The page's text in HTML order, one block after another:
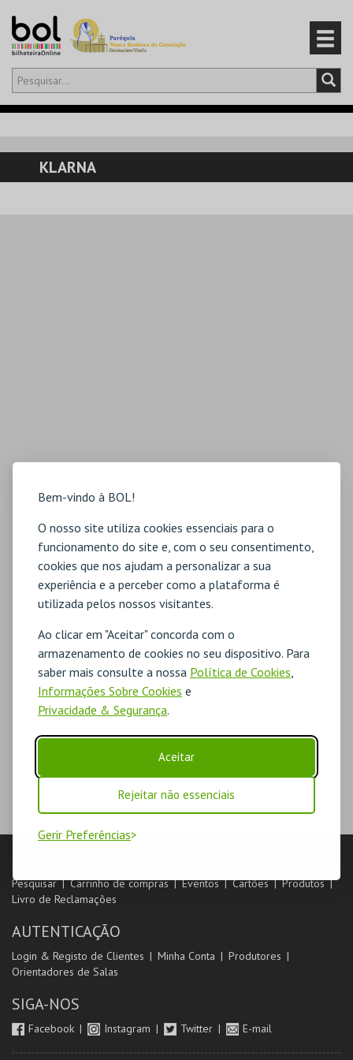
Bem-vindo à BOL!
O nosso site utiliza cookies essenciais para o
funcionamento do site e, com o seu consentimento,
cookies que nos ajudam a personalizar a sua
experiência e a perceber como a plataforma é
utilizada pelos nossos visitantes.
Ao clicar em "Aceitar" concorda com o
armazenamento de cookies no seu dispositivo. Para
saber mais consulte a nossa Política de Cookies,
Informações Sobre Cookies e
Privacidade & Segurança.
Aceitar
Rejeitar não essenciais
Gerir Preferências
Olá,iniciar sessão
CARRINHO
EVENTOS
KLARNA
Pesquisar Carrinho de compras Eventos Cartões
Produtos
Livro de Reclamações
AUTENTICAÇÃO
Login & Registo de Clientes Minha Conta
Produtores
Orientadores de Salas
SIGA-NOS
Facebook Instagram Twitter E-mail